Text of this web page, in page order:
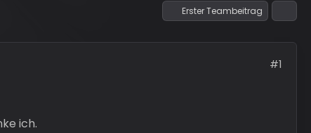
Erster Teambeitrag
#1
ich.